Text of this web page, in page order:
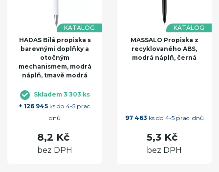
KATALOG
HADAS Bílá propiska s
barevnými doplňky a
otočným
mechanismem, modrá
náplň, tmavě modrá
Skladem 3 303 ks
+ 126 945ks do 4-5 prac.
dnů
8,2 Kč
bez DPH
KATALOG
MASSALO Propiska z
recyklovaného ABS,
modrá náplň, černá
97 463 ks do 4-5 prac. dnů
5,3 Kč
bez DPH